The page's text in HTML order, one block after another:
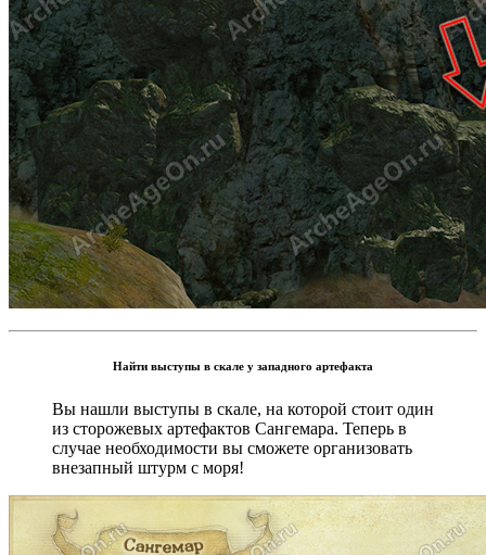
Найти выступы в скале у западного артефакта
Вы нашли выступы в скале, на которой стоит один
из сторожевых артефактов Сангемара. Теперь в
случае необходимости вы сможете организовать
внезапный штурм с моря!